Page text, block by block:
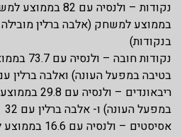
בממוצע למשחק (אלבה ברלין
בנקודות)
נקודות
בטיבה במפעל העונה) ואלבה ברלין עם 82 בממוצע
ריבאונדים –
במפעל העונה) ו- אלבה ברלין עם 32
אסיסטים –